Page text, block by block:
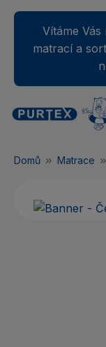
Vítáme
matrací a
Váš
Domů Matrace